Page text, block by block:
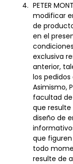
PETER
modificar
de
en el
exclusiva
anterior,
los
Asimismo,
facultad
que
diseño de
que
todo
resulte de